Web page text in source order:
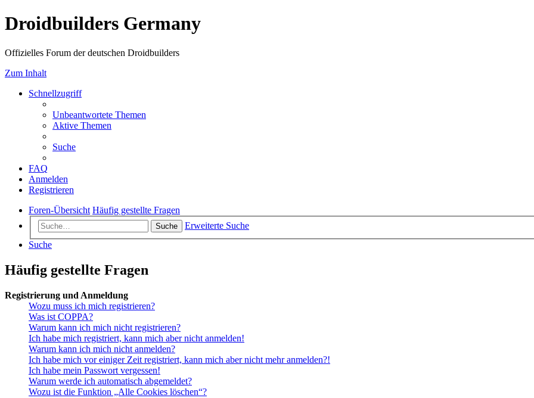
Droidbuilders Germany
Offizielles Forum der deutschen Droidbuilders
Zum Inhalt
Schnellzugriff
Unbeantwortete Themen
Aktive Themen
Suche
FAQ
Anmelden
Registrieren
Foren-Übersicht Häufig gestellte Fragen
Suche
Erweiterte Suche
Suche
Häufig gestellte Fragen
Registrierung und Anmeldung
Wozu muss ich mich registrieren?
Was ist COPPA?
Warum kann ich mich nicht registrieren?
Ich habe mich registriert, kann mich aber nicht anmelden!
Warum kann ich mich nicht anmelden?
Ich habe mich vor einiger Zeit registriert, kann mich aber nicht mehr anmelden?!
Ich habe mein Passwort vergessen!
Warum werde ich automatisch abgemeldet?
Wozu ist die Funktion „Alle Cookies löschen“?